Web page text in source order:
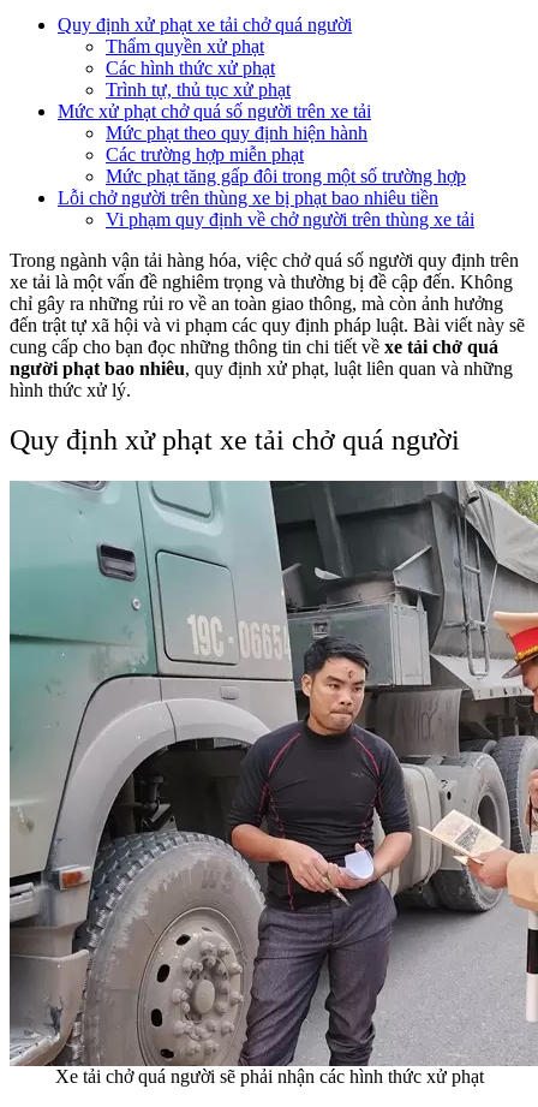
Quy định xử phạt xe tải chở quá người
Thẩm quyền xử phạt
Các hình thức xử phạt
Trình tự, thủ tục xử phạt
Mức xử phạt chở quá số người trên xe tải
Mức phạt theo quy định hiện hành
Các trường hợp miễn phạt
Mức phạt tăng gấp đôi trong một số trường hợp
Lỗi chở người trên thùng xe bị phạt bao nhiêu tiền
Vi phạm quy định về chở người trên thùng xe tải
Trong ngành vận tải hàng hóa, việc chở quá số người quy định trên
xe tải là một vấn đề nghiêm trọng và thường bị đề cập đến. Không
chỉ gây ra những rủi ro về an toàn giao thông, mà còn ảnh hưởng
đến trật tự xã hội và vi phạm các quy định pháp luật. Bài viết này sẽ
cung cấp cho bạn đọc những thông tin chi tiết về xe tải chở quá
người phạt bao nhiêu, quy định xử phạt, luật liên quan và những
hình thức xử lý.
Quy định xử phạt xe tải chở quá người
Xe tải chở quá người sẽ phải nhận các hình thức xử phạt